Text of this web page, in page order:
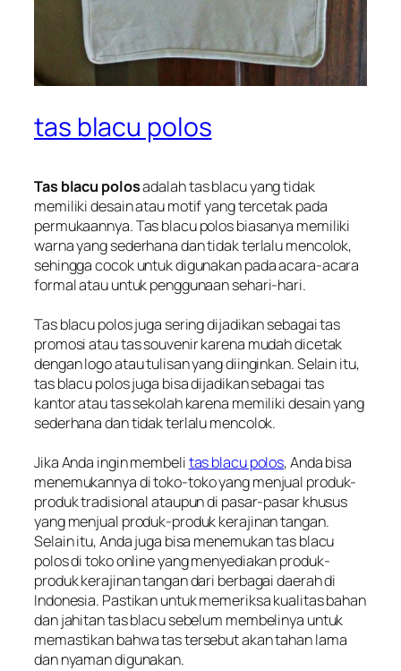
tas blacu polos
Tas blacu polosadalah tas blacu yang tidak
memiliki desain atau motif yang tercetak pada
permukaannya. Tas blacu polos biasanya memiliki
warna yang sederhana dan tidak terlalu mencolok,
sehingga cocok untuk digunakan pada acara-acara
formal atau untuk penggunaan sehari-hari.
Tas blacu polos juga sering dijadikan sebagai tas
promosi atau tas souvenir karena mudah dicetak
dengan logo atau tulisan yang diinginkan. Selain itu,
tas blacu polos juga bisa dijadikan sebagai tas
kantor atau tas sekolah karena memiliki desain yang
sederhana dan tidak terlalu mencolok.
Jika Anda ingin membelitas blacu polos, Anda bisa
menemukannya di toko-toko yang menjual produk-
produk tradisional ataupun di pasar-pasar khusus
yang menjual produk-produk kerajinan tangan.
Selain itu, Anda juga bisa menemukan tas blacu
polos di toko online yang menyediakan produk-
produk kerajinan tangan dari berbagai daerah di
Indonesia. Pastikan untuk memeriksa kualitas bahan
dan jahitan tas blacu sebelum membelinya untuk
memastikan bahwa tas tersebut akan tahan lama
dan nyaman digunakan.